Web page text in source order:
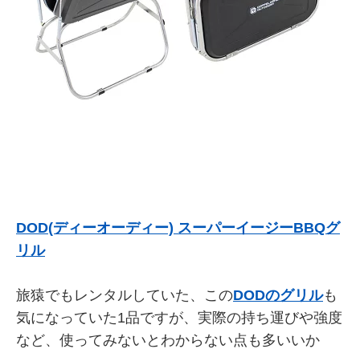
DOD(ディーオーディー) スーパーイージーBBQグ
リル
旅猿でもレンタルしていた、このDODのグリルも
気になっていた1品ですが、実際の持ち運びや強度
など、使ってみないとわからない点も多いいか